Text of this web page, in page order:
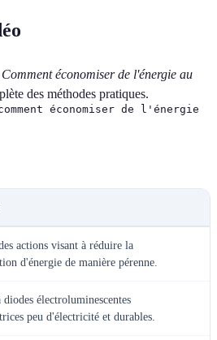
Comment économiser de l'énergie au
des méthodes pratiques.
économiser de l'énergie
actions visant à réduire la
d'énergie de manière pérenne.
électroluminescentes
peu d'électricité et durables.